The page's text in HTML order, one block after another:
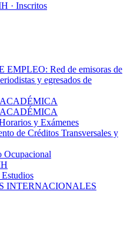
· Inscritos
EMPLEO: Red de emisoras de
y egresados de
y Exámenes
de Créditos Transversales y
Ocupacional
INTERNACIONALES